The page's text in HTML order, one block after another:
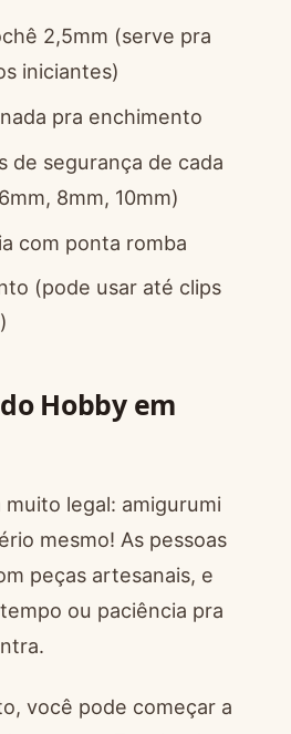
2,5mm (serve pra
iniciantes)
pra enchimento
de segurança de cada
8mm, 10mm)
com ponta romba
(pode usar até clips
Hobby em
legal: amigurumi
mesmo! As pessoas
peças artesanais, e
ou paciência pra
você pode começar a